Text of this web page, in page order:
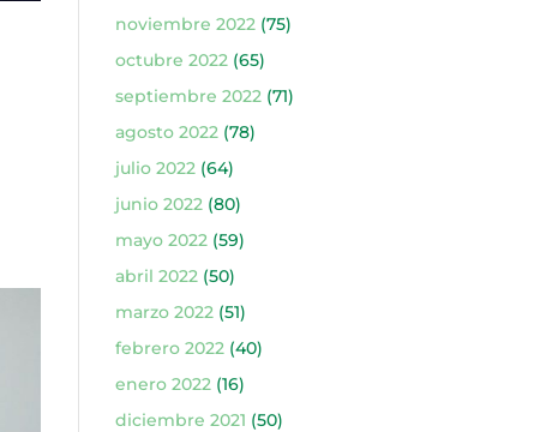
noviembre 2022(75)
octubre 2022(65)
septiembre 2022(71)
agosto 2022(78)
julio 2022(64)
junio 2022(80)
mayo 2022(59)
abril 2022(50)
marzo 2022(51)
febrero 2022(40)
enero 2022(16)
diciembre 2021 (50)